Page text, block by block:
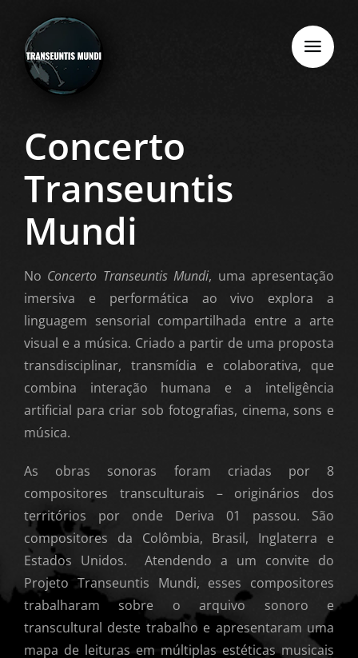
content
Concerto
Transeuntis
Mundi
No Concerto Transeuntis Mundi, uma apresentação
imersiva e performática ao vivo explora a
linguagem sensorial compartilhada entre a arte
visual e a música. Criado a partir de uma proposta
transdisciplinar, transmídia e colaborativa, que
combina interação humana e a inteligência
artificial para criar sob fotografias, cinema, sons e
música.
As obras sonoras foram criadas por 8
compositores transculturais – originários dos
territórios por onde Deriva 01 passou. São
compositores da Colômbia, Brasil, Inglaterra e
Estados Unidos. Atendendo a um convite do
Projeto Transeuntis Mundi, esses compositores
trabalharam sobre o arquivo sonoro e
transcultural deste trabalho e apresentaram uma
mapa de leituras em múltiplas estéticas musicais